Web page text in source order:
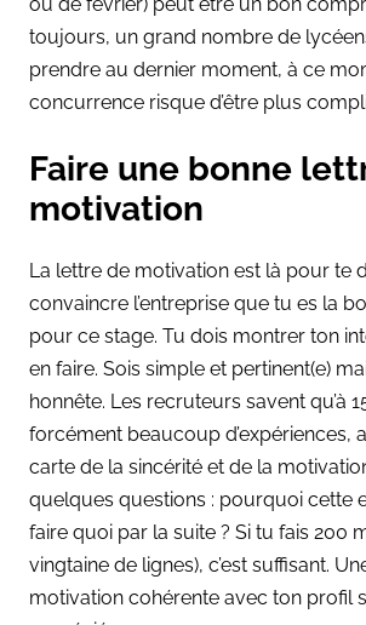
toujours, un grand nombre de
prendre au dernier moment, à ce
concurrence risque d’être plus
Faire une bonne
motivation
La lettre de motivation est là pour te
convaincre l’entreprise que tu es la
pour ce stage. Tu dois montrer ton
en faire. Sois simple et pertinent(e)
honnête. Les recruteurs savent qu’à
forcément beaucoup d’expériences,
carte de la sincérité et de la
quelques questions : pourquoi cette
faire quoi par la suite ? Si tu fais 200
vingtaine de lignes), c’est suffisant.
motivation cohérente avec ton profil